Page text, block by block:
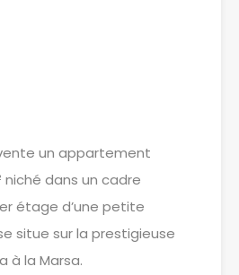
un appartement
niché dans un cadre
étage d’une petite
situe sur la prestigieuse
à la Marsa.